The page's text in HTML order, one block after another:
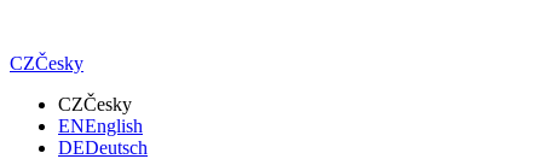
CZČesky
CZČesky
ENEnglish
DEDeutsch